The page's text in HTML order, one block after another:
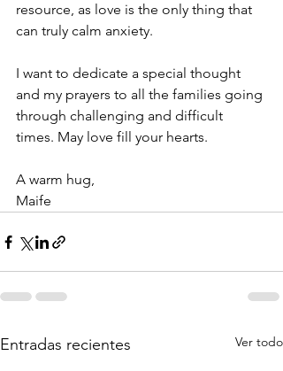
resource, as love is the only thing that
can truly calm anxiety.
I want to dedicate a special thought
and my prayers to all the families going
through challenging and difficult
times. May love fill your hearts.
A warm hug,
Maife
Entradas recientes Ver todo